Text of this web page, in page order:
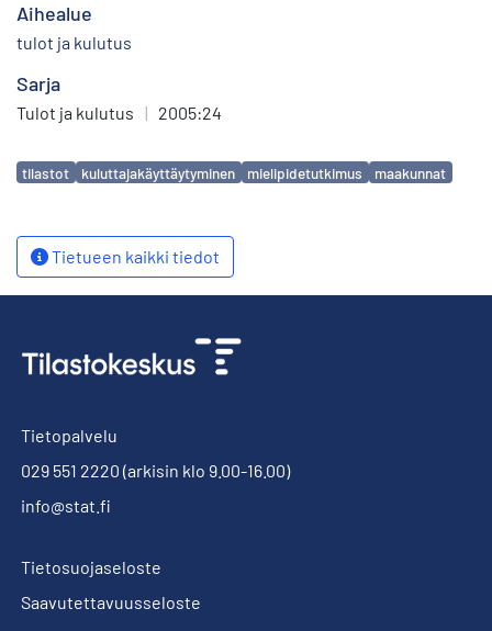
Aihealue
tulot ja kulutus
Sarja
Tulot ja kulutus | 2005:24
Avainsanat
tilastot kuluttajakäyttäytyminen mielipidetutkimus maakunnat
Tietueen kaikki tiedot
Tietopalvelu
029 551 2220 (arkisin klo 9.00-16.00)
info@stat.fi
Tietosuojaseloste
Saavutettavuusseloste